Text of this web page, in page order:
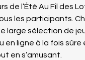
de l’Été Au Fil des
les participants.
large sélection de
en ligne à la fois
en s’amusant.